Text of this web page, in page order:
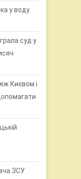
у воду
суд у
Києвом і
ЗСУ